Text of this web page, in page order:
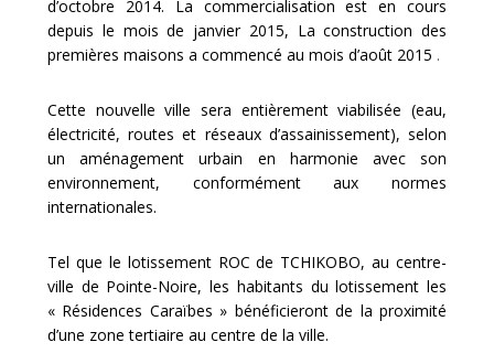
d’octobre 2014. La commercialisation est en cours
depuis le mois de janvier 2015‎, La construction des
premières maisons a commencé au mois d’août 2015 .
Cette nouvelle ville sera entièrement viabilisée (eau,
électricité, routes et réseaux d’assainissement), selon
un aménagement urbain en harmonie avec son
environnement, conformément aux normes
internationales.
Tel que le lotissement ROC de TCHIKOBO, au centre-
ville de Pointe-Noire, les habitants du lotissement les
« Résidences Caraïbes » bénéficieront de la proximité
d’une zone tertiaire au centre de la ville.